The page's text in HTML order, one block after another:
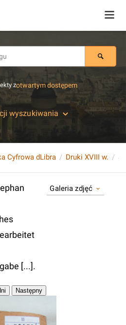
zotwartym dostępem
wyszukiwania
Cyfrowa dLibra Druki XVIII w.
[...].
Galeria zdjęć